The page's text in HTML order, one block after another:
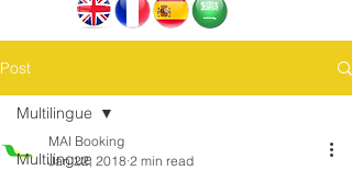
Post
Multilingue
Multilingue
MAI Booking
Jan 22, 2018 2 min read